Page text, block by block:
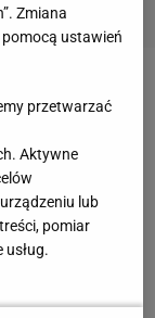
na
się
przeżył
dekady
mecze
Zmiana
ustawień
przetwarzać
Aktywne
lub
pomiar
usług.